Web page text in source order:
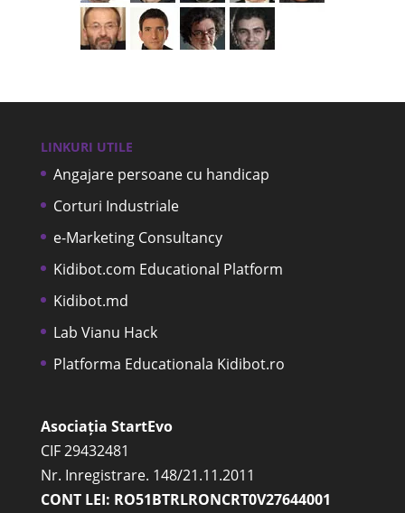
LINKURI UTILE
Angajare persoane cu handicap
Corturi Industriale
e-Marketing Consultancy
Kidibot.com Educational Platform
Kidibot.md
Lab Vianu Hack
Platforma Educationala Kidibot.ro
Asociația StartEvo
CIF 29432481
Nr. Inregistrare. 148/21.11.2011
CONT LEI: RO51BTRLRONCRT0V27644001